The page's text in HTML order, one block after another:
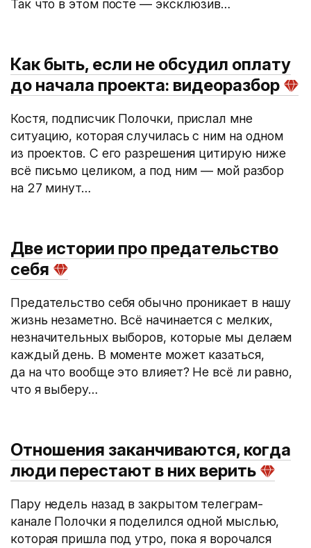
Так что в этом посте — эксклюзив…
Как быть, если не обсудил оплату
до начала проекта: видеоразбор
Костя, подписчик Полочки, прислал мне
ситуацию, которая случилась с ним на одном
из проектов. С его разрешения цитирую ниже
всё письмо целиком, а под ним — мой разбор
на 27 минут…
Две истории про предательство
себя
Предательство себя обычно проникает в нашу
жизнь незаметно. Всё начинается с мелких,
незначительных выборов, которые мы делаем
каждый день. В моменте может казаться,
да на что вообще это влияет? Не всё ли равно,
что я выберу…
Отношения заканчиваются, когда
люди перестают в них верить
Пару недель назад в закрытом телеграм-
канале Полочки я поделился одной мыслью,
которая пришла под утро, пока я ворочался